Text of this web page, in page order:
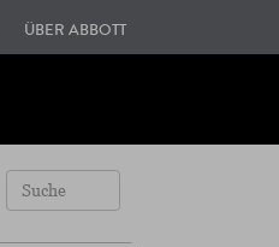
ÜBER ABBOTT